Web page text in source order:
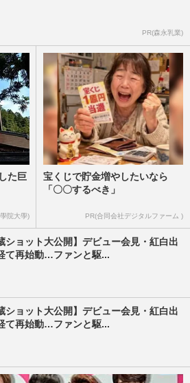
PR(森永乳業)
た巨
院大學)
宝くじで貯金増やしたいなら
「〇〇するべき」
PR(合同会社デジタルファーム )
ショット大公開】デビュー会見・紅白出
て再始動…ファンと駆...
ショット大公開】デビュー会見・紅白出
て再始動…ファンと駆...